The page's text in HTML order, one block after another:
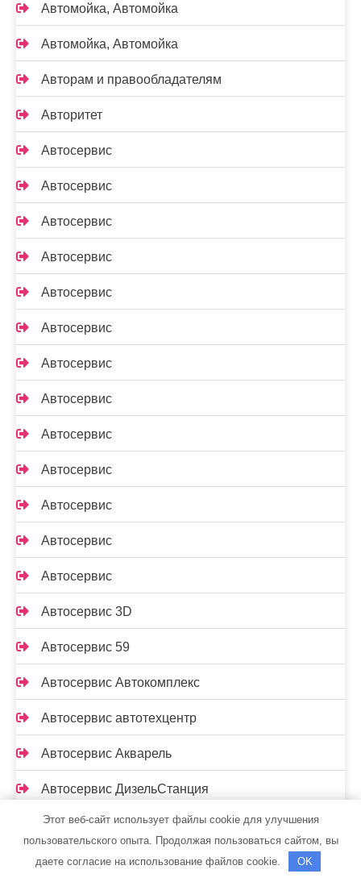
Автомойка, Автомойка
Автомойка, Автомойка
Авторам и правообладателям
Авторитет
Автосервис
Автосервис
Автосервис
Автосервис
Автосервис
Автосервис
Автосервис
Автосервис
Автосервис
Автосервис
Автосервис
Автосервис
Автосервис
Автосервис 3D
Автосервис 59
Автосервис Автокомплекс
Автосервис автотехцентр
Автосервис Акварель
Автосервис ДизельСтанция
Автосервис Каскад
Автосервис Колесница
Этот веб-сайт использует файлы cookie для улучшения
пользовательского опыта. Продолжая пользоваться сайтом, вы
даете согласие на использование файлов cookie.
OK